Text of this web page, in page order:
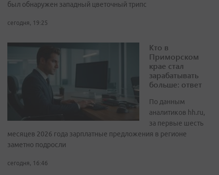
был обнаружен западный цветочный трипс
сегодня, 19:25
Кто в
Приморском
крае стал
зарабатывать
больше: ответ
По данным
аналитиков hh.ru,
за первые шесть
месяцев 2026 года зарплатные предложения в регионе
заметно подросли
сегодня, 16:46